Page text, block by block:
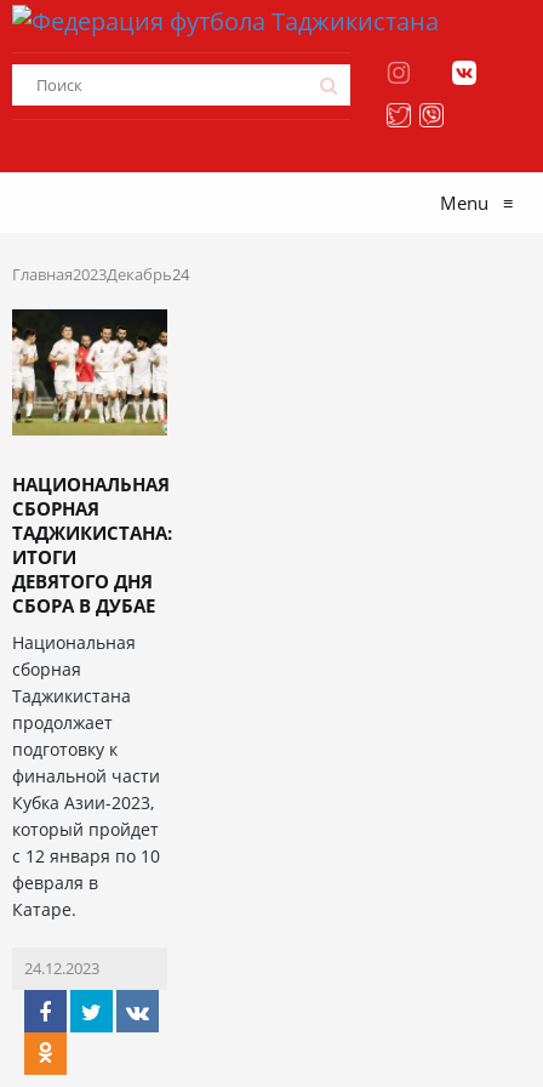
Menu ≡
Главная2023Декабрь24
НАЦИОНАЛЬНАЯ
СБОРНАЯ
ТАДЖИКИСТАНА:
ИТОГИ
ДЕВЯТОГО ДНЯ
СБОРА В ДУБАЕ
Национальная
сборная
Таджикистана
продолжает
подготовку к
финальной части
Кубка Азии-2023,
который пройдет
с 12 января по 10
февраля в
Катаре.
24.12.2023